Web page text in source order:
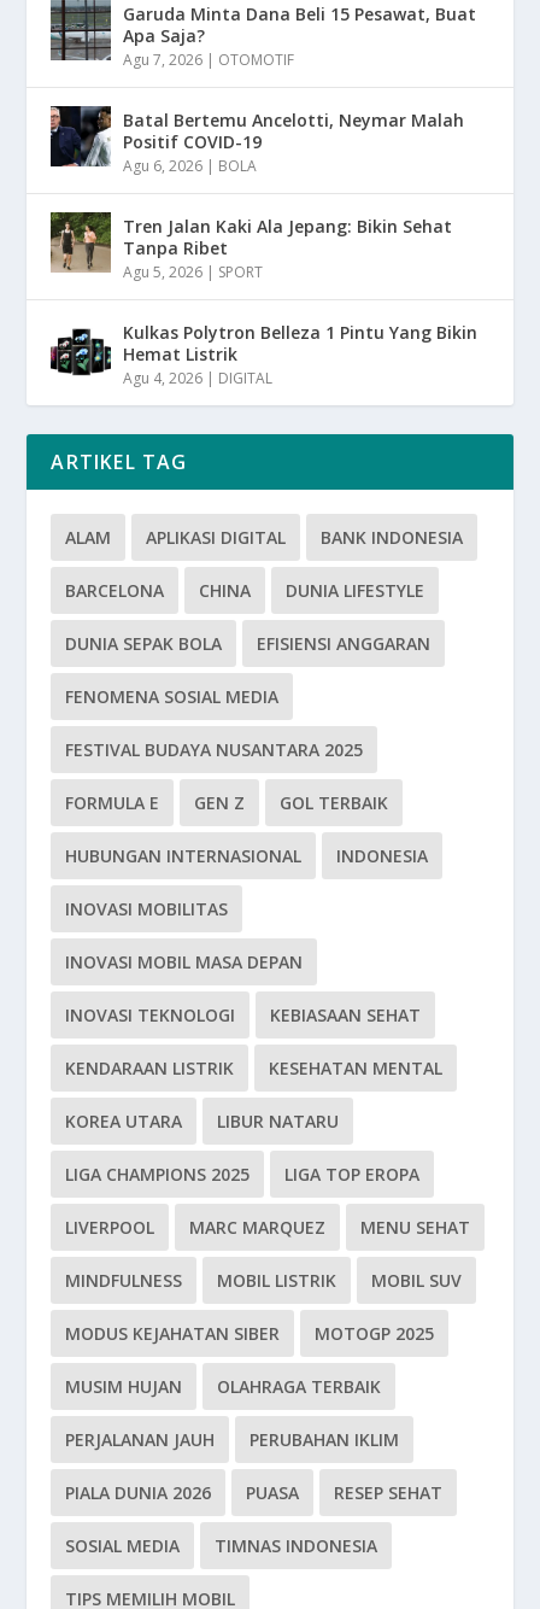
Garuda Minta Dana Beli 15 Pesawat, Buat
Apa Saja?
Agu 7, 2026 | OTOMOTIF
Batal Bertemu Ancelotti, Neymar Malah
Positif COVID-19
Agu 6, 2026 | BOLA
Tren Jalan Kaki Ala Jepang: Bikin Sehat
Tanpa Ribet
Agu 5, 2026 | SPORT
Kulkas Polytron Belleza 1 Pintu Yang Bikin
Hemat Listrik
Agu 4, 2026 | DIGITAL
ARTIKEL TAG
ALAM APLIKASI DIGITAL BANK INDONESIA
BARCELONA CHINA DUNIA LIFESTYLE
DUNIA SEPAK BOLA EFISIENSI ANGGARAN
FENOMENA SOSIAL MEDIA
FESTIVAL BUDAYA NUSANTARA 2025
FORMULA E GEN Z GOL TERBAIK
HUBUNGAN INTERNASIONAL INDONESIA
INOVASI MOBILITAS
INOVASI MOBIL MASA DEPAN
INOVASI TEKNOLOGI KEBIASAAN SEHAT
KENDARAAN LISTRIK KESEHATAN MENTAL
KOREA UTARA LIBUR NATARU
LIGA CHAMPIONS 2025 LIGA TOP EROPA
LIVERPOOL MARC MARQUEZ MENU SEHAT
MINDFULNESS MOBIL LISTRIK MOBIL SUV
MODUS KEJAHATAN SIBER MOTOGP 2025
MUSIM HUJAN OLAHRAGA TERBAIK
PERJALANAN JAUH PERUBAHAN IKLIM
PIALA DUNIA 2026 PUASA RESEP SEHAT
SOSIAL MEDIA TIMNAS INDONESIA
TIPS MEMILIH MOBIL